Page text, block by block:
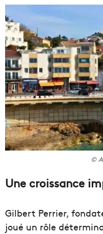
©
Une croissance
Gilbert Perrier,
joué un rôle